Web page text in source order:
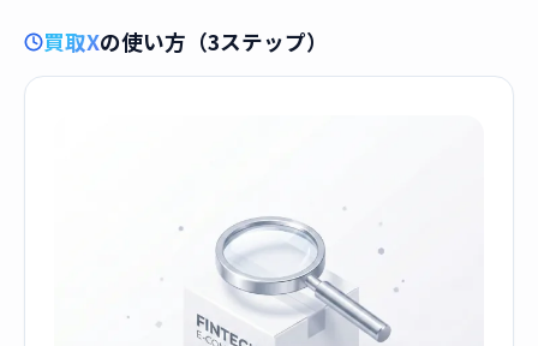
買取Xの使い方（3ステップ）